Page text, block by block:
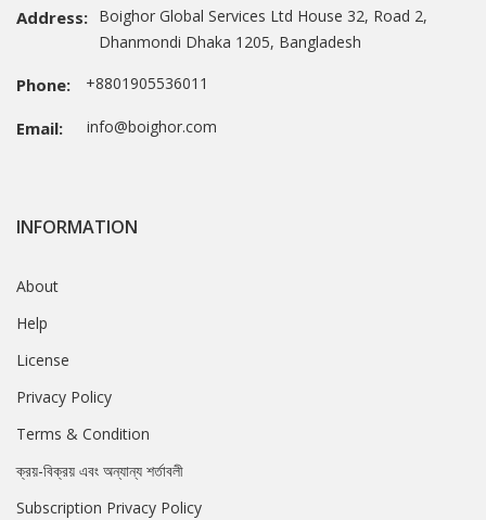
Address: Boighor Global Services Ltd House 32, Road 2,
Dhanmondi Dhaka 1205, Bangladesh
Phone: +8801905536011
Email: info@boighor.com
INFORMATION
About
Help
License
Privacy Policy
Terms & Condition
ক্রয়-বিক্রয় এবং অন্যান্য শর্তাবলী
Subscription Privacy Policy